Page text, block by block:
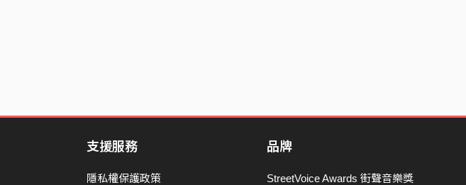
支援服務
隱私權保護政策
品牌
StreetVoice Awards 街聲音樂獎